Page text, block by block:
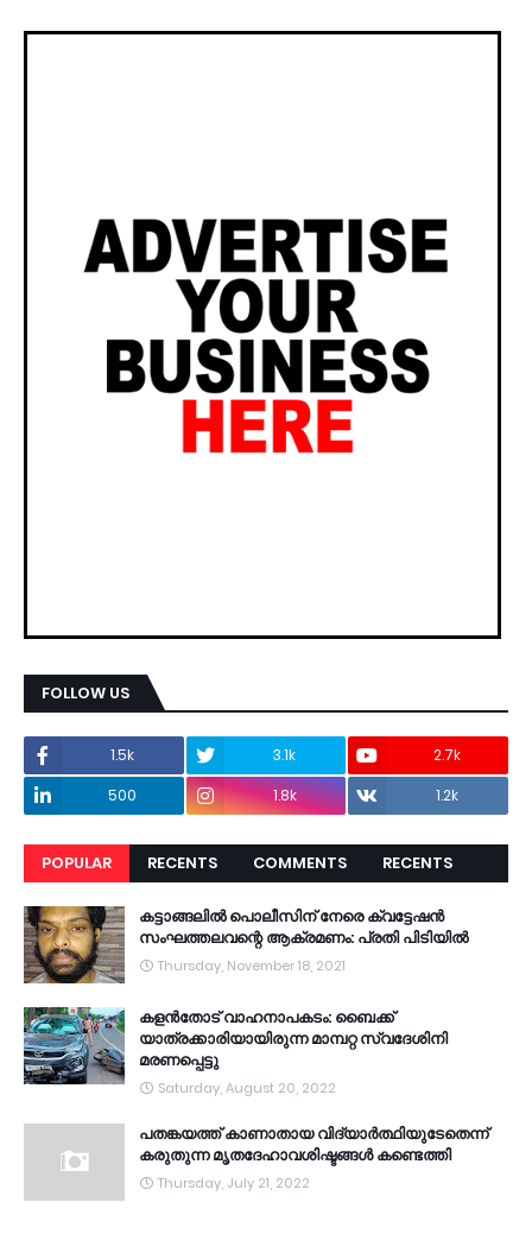
FOLLOW US
1.5k 3.1k
2.7k
500
1.8k 1.2k
POPULAR RECENTS COMMENTS RECENTS
കട്ടാങ്ങലിൽ പൊലീസിന് നേരെ ക്വട്ടേഷൻ
സംഘത്തലവന്റെ ആക്രമണം: പ്രതി പിടിയിൽ
Thursday, November 18, 2021
കളൻതോട് വാഹനാപകടം: ബൈക്ക്
യാത്രക്കാരിയായിരുന്ന മാമ്പറ്റ സ്വദേശിനി
മരണപ്പെട്ടു
Saturday, August 20, 2022
പതങ്കയത്ത് കാണാതായ വിദ്യാർത്ഥിയുടേതെന്ന്
കരുതുന്ന മൃതദേഹാവശിഷ്ടങ്ങൾ കണ്ടെത്തി
Thursday, July 21, 2022